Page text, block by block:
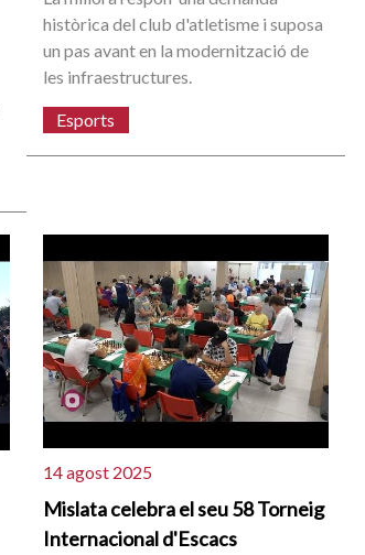
històrica del club d'atletisme i suposa
un pas avant en la modernització de
les infraestructures.
Esports
14 agost 2025
Mislata celebra el seu 58 Torneig
Internacional d'Escacs